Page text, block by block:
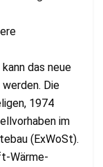
das neue
Die
1974
im
(ExWoSt).
Wärme-